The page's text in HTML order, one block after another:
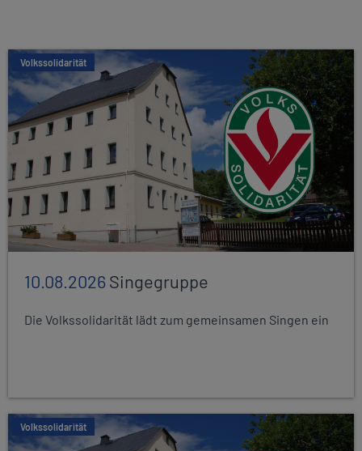
Volkssolidarität
10.08.2026Singegruppe
Die Volkssolidarität lädt zum gemeinsamen Singen ein
Volkssolidarität